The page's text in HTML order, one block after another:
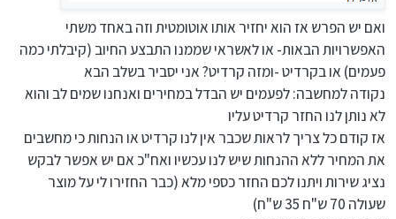
ואם יש הפרש אז הוא יחזיר אותו אוטומטית וזה באחד משתי
האפשרויות הבאות- או לאשראי שממנו התבצע החיוב (קיבלתי כמה
פעמים) או בקרדיט -ומזה קרדיט? אני יסביר בשלב הבא
נקודה למחשבה: לפעמים יש הבדל במחירים ואנחנו שמים לב והוא
לא נותן לנו החזר קרדיט עליו
אז קודם כל צריך לראות שכבר אין לנו קרדיט או הנחות כי מחשבים
את המחיר ללא ההנחות שיש לנו עכשיו ואח"כ אם יש אפשר לבקש
נציג שירות ויתנו לכם החזר כספי מלא (כבר החזירו לי על מוצר
שעולה 70 ש"ח 35 ש"ח)